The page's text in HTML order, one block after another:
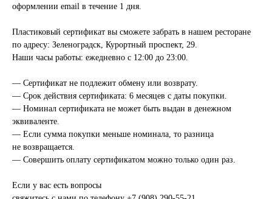
оформлении email в течение 1 дня.
Пластиковый сертификат вы сможете забрать в нашем ресторане
по адресу: Зеленоградск, Курортный проспект, 29.
Наши часы работы: ежедневно с 12:00 до 23:00.
— Сертификат не подлежит обмену или возврату.
— Срок действия сертификата: 6 месяцев с даты покупки.
— Номинал сертификата не может быть выдан в денежном
эквиваленте.
— Если сумма покупки меньше номинала, то разница
не возвращается.
— Совершить оплату сертификатом можно только один раз.
Если у вас есть вопросы